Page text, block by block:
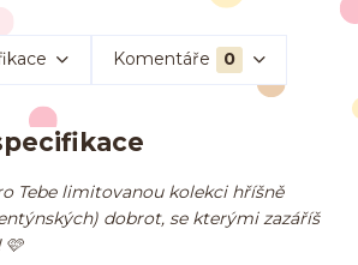
Komentáře 0
Tebe limitovanou kolekci hříšně
dobrot, se kterými zazáříš
🩷